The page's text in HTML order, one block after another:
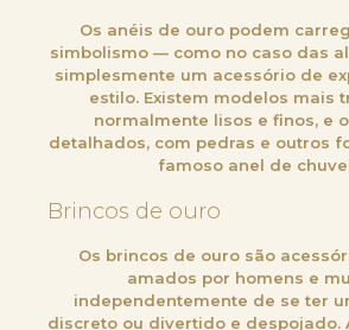
Os anéis de ouro podem
simbolismo — como no caso das
simplesmente um acessório de
estilo. Existem modelos mais
normalmente lisos e finos, e
detalhados, com pedras e outros
famoso anel de
Brincos de ouro
Os brincos de ouro são
amados por homens e
independentemente de se ter
discreto ou divertido e despojado.